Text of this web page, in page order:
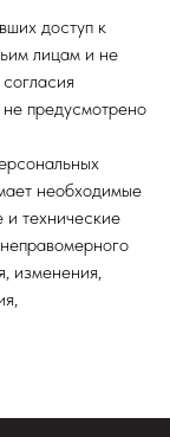
доступ к
лицам и не
предусмотрено
необходимые
и технические
изменения,